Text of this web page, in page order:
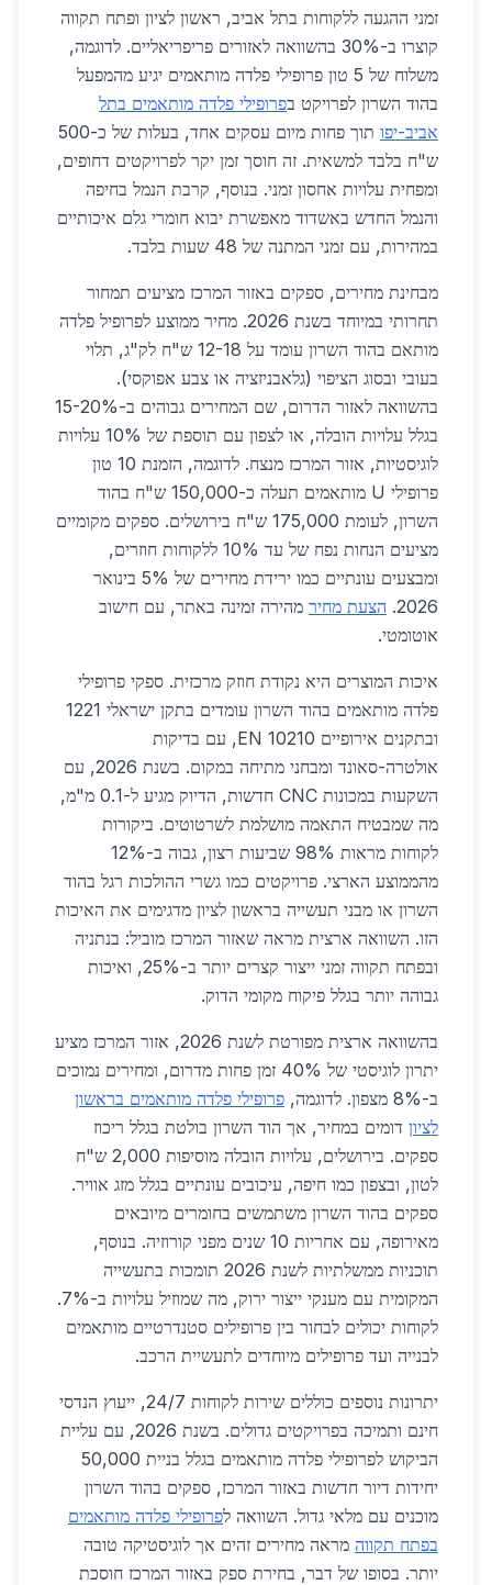
זמני ההגעה ללקוחות בתל אביב, ראשון לציון ופתח תקווה
קוצרו ב-30% בהשוואה לאזורים פריפריאליים. לדוגמה,
משלוח של 5 טון פרופילי פלדה מותאמים יגיע מהמפעל
בהוד השרון לפרויקט בפרופילי פלדה מותאמים בתל
אביב-יפו
תוך פחות מיום עסקים אחד, בעלות של כ-500
ש"ח בלבד למשאית. זה חוסך זמן יקר לפרויקטים דחופים,
ומפחית עלויות אחסון זמני. בנוסף, קרבת הנמל בחיפה
והנמל החדש באשדוד מאפשרת יבוא חומרי גלם איכותיים
במהירות, עם זמני המתנה של 48 שעות בלבד.
מבחינת מחירים, ספקים באזור המרכז מציעים תמחור
תחרותי במיוחד בשנת 2026. מחיר ממוצע לפרופיל פלדה
מותאם בהוד השרון עומד על 12-18 ש"ח לק"ג, תלוי
בעובי ובסוג הציפוי (גלאבניזציה או צבע אפוקסי).
בהשוואה לאזור הדרום, שם המחירים גבוהים ב-15-20%
בגלל עלויות הובלה, או לצפון עם תוספת של 10% עלויות
לוגיסטיות, אזור המרכז מנצח. לדוגמה, הזמנת 10 טון
פרופילי U מותאמים תעלה כ-150,000 ש"ח בהוד
השרון, לעומת 175,000 ש"ח בירושלים. ספקים מקומיים
מציעים הנחות נפח של עד 10% ללקוחות חוזרים,
ומבצעים עונתיים כמו ירידת מחירים של 5% בינואר
2026. הצעת מחיר מהירה זמינה באתר, עם חישוב
אוטומטי.
איכות המוצרים היא נקודת חוזק מרכזית. ספקי פרופילי
פלדה מותאמים בהוד השרון עומדים בתקן ישראלי 1221
ובתקנים אירופיים EN 10210, עם בדיקות
אולטרה-סאונד ומבחני מתיחה במקום. בשנת 2026, עם
השקעות במכונות CNC חדשות, הדיוק מגיע ל-0.1 מ"מ,
מה שמבטיח התאמה מושלמת לשרטוטים. ביקורות
לקוחות מראות 98% שביעות רצון, גבוה ב-12%
מהממוצע הארצי. פרויקטים כמו גשרי ההולכות רגל בהוד
השרון או מבני תעשייה בראשון לציון מדגימים את האיכות
הזו. השוואה ארצית מראה שאזור המרכז מוביל: בנתניה
ובפתח תקווה זמני ייצור קצרים יותר ב-25%, ואיכות
גבוהה יותר בגלל פיקוח מקומי הדוק.
בהשוואה ארצית מפורטת לשנת 2026, אזור המרכז מציע
יתרון לוגיסטי של 40% זמן פחות מדרום, ומחירים נמוכים
ב-8% מצפון. לדוגמה,
פרופילי פלדה מותאמים בראשון
לציון דומים במחיר, אך הוד השרון בולטת בגלל ריכוז
ספקים. בירושלים, עלויות הובלה מוסיפות 2,000 ש"ח
לטון, ובצפון כמו חיפה, עיכובים עונתיים בגלל מזג אוויר.
ספקים בהוד השרון משתמשים בחומרים מיובאים
מאירופה, עם אחריות 10 שנים מפני קורוזיה. בנוסף,
תוכניות ממשלתיות לשנת 2026 תומכות בתעשייה
המקומית עם מענקי ייצור ירוק, מה שמוזיל עלויות ב-7%.
לקוחות יכולים לבחור בין פרופילים סטנדרטיים מותאמים
לבנייה ועד פרופילים מיוחדים לתעשיית הרכב.
יתרונות נוספים כוללים שירות לקוחות 24/7, ייעוץ הנדסי
חינם ותמיכה בפרויקטים גדולים. בשנת 2026, עם עליית
הביקוש לפרופילי פלדה מותאמים בגלל בניית 50,000
יחידות דיור חדשות באזור המרכז, ספקים בהוד השרון
מוכנים עם מלאי גדול. השוואה לפרופילי פלדה מותאמים
בפתח תקווה מראה מחירים זהים אך לוגיסטיקה טובה
יותר. בסופו של דבר, בחירת ספק באזור המרכז חוסכת